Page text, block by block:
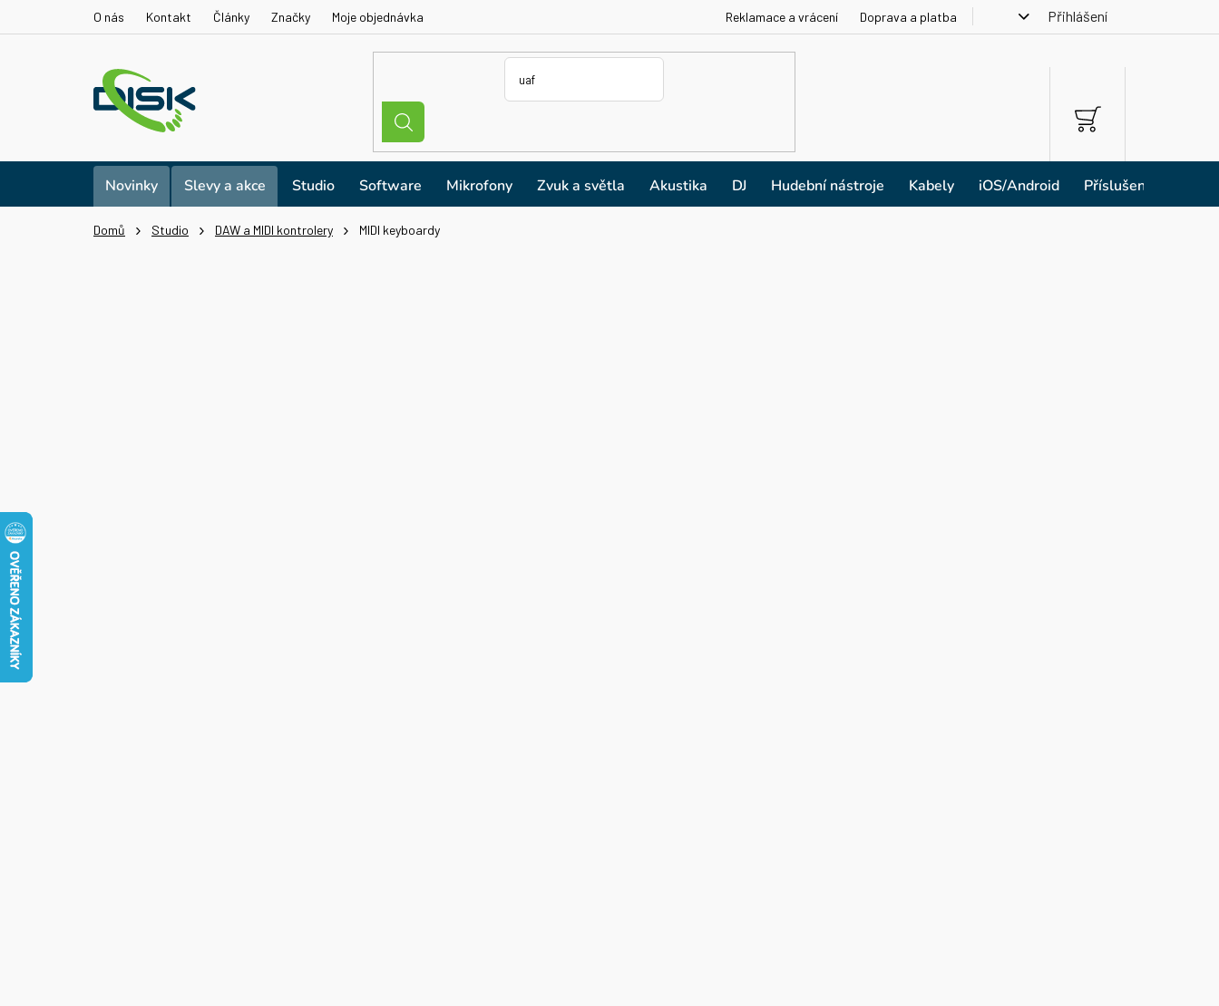
O nás Kontakt Články Značky Moje objednávka Reklamace a vrácení Doprava a platba Přihlášení
NÁKUPNÍ
KOŠÍK
Novinky Slevy a akce Studio Software Mikrofony Zvuk a světla Akustika DJ Hudební nástroje Kabely iOS/Android Příslušenství
Domů Studio DAW a MIDI kontrolery MIDI keyboardy